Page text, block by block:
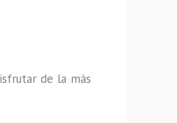
de la más